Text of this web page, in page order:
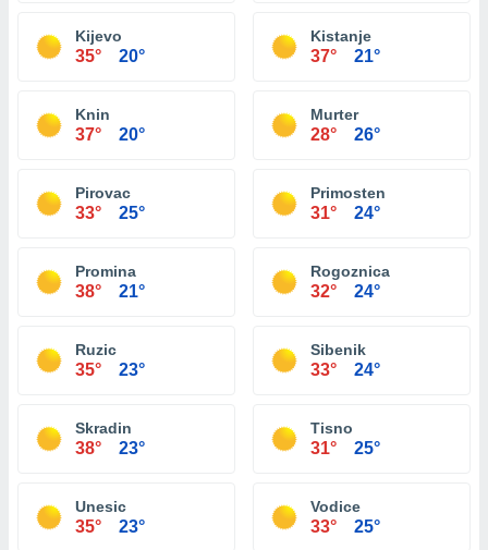
Kijevo
35° 20°
Kistanje
37° 21°
Knin
37° 20°
Murter
28° 26°
Pirovac
33° 25°
Primosten
31° 24°
Promina
38° 21°
Rogoznica
32° 24°
Ruzic
35° 23°
Sibenik
33° 24°
Skradin
38° 23°
Tisno
31° 25°
Unesic
35° 23°
Vodice
33° 25°